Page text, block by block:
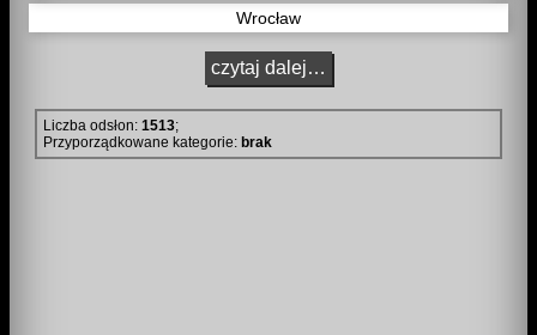
Wrocław
czytaj dalej…
Liczba odsłon: 1513;
Przyporządkowane kategorie: brak